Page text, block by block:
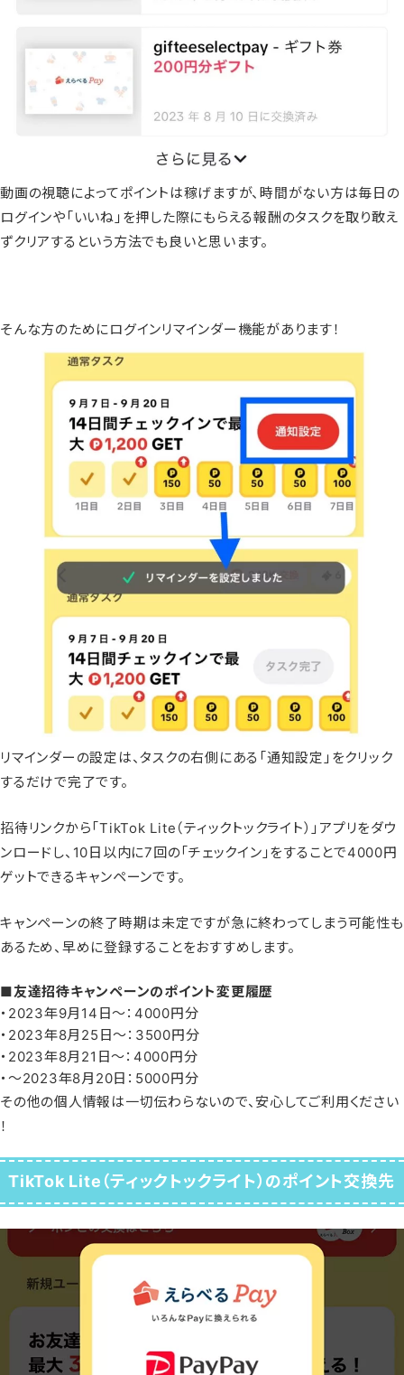
動画の視聴によってポイントは稼げますが、時間がない方は毎日の
ログインや「いいね」を押した際にもらえる報酬のタスクを取り敢え
ずクリアするという方法でも良いと思います。
そんな方のためにログインリマインダー機能があります！
リマインダーの設定は、タスクの右側にある「通知設定」をクリック
するだけで完了です。
招待リンクから「TikTok Lite（ティックトックライト）」アプリをダウ
ンロードし、10日以内に7回の「チェックイン」をすることで4000円
ゲットできるキャンペーンです。
キャンペーンの終了時期は未定ですが急に終わってしまう可能性も
あるため、早めに登録することをおすすめします。
■友達招待キャンペーンのポイント変更履歴
・2023年9月14日〜：4000円分
・2023年8月25日〜：3500円分
・2023年8月21日〜：4000円分
・〜2023年8月20日：5000円分
その他の個人情報は一切伝わらないので、安心してご利用ください
！
TikTok Lite（ティックトックライト）のポイント交換先